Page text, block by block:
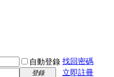
自動登錄 找回密碼
登錄
立即註冊